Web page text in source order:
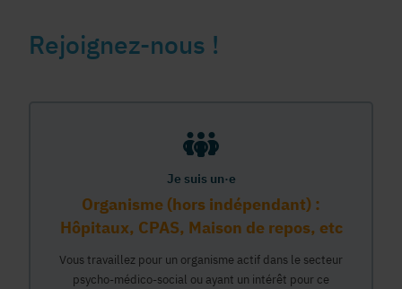
Rejoignez-nous !
Je suis un·e
Organisme (hors indépendant) :
Hôpitaux, CPAS, Maison de repos, etc
Vous travaillez pour un organisme actif dans le secteur
psycho-médico-social ou ayant un intérêt pour ce